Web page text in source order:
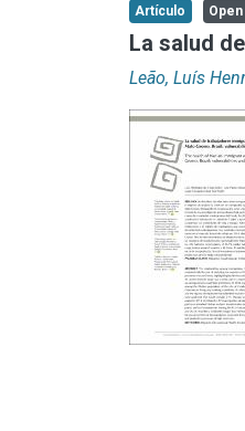
Artículo
La salud
Leão, Luís